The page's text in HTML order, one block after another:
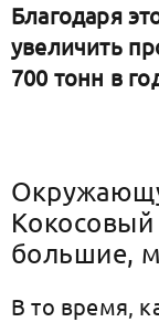
Благодаря
увеличить
700 тонн в
Кокосовый
большие,
В то время,